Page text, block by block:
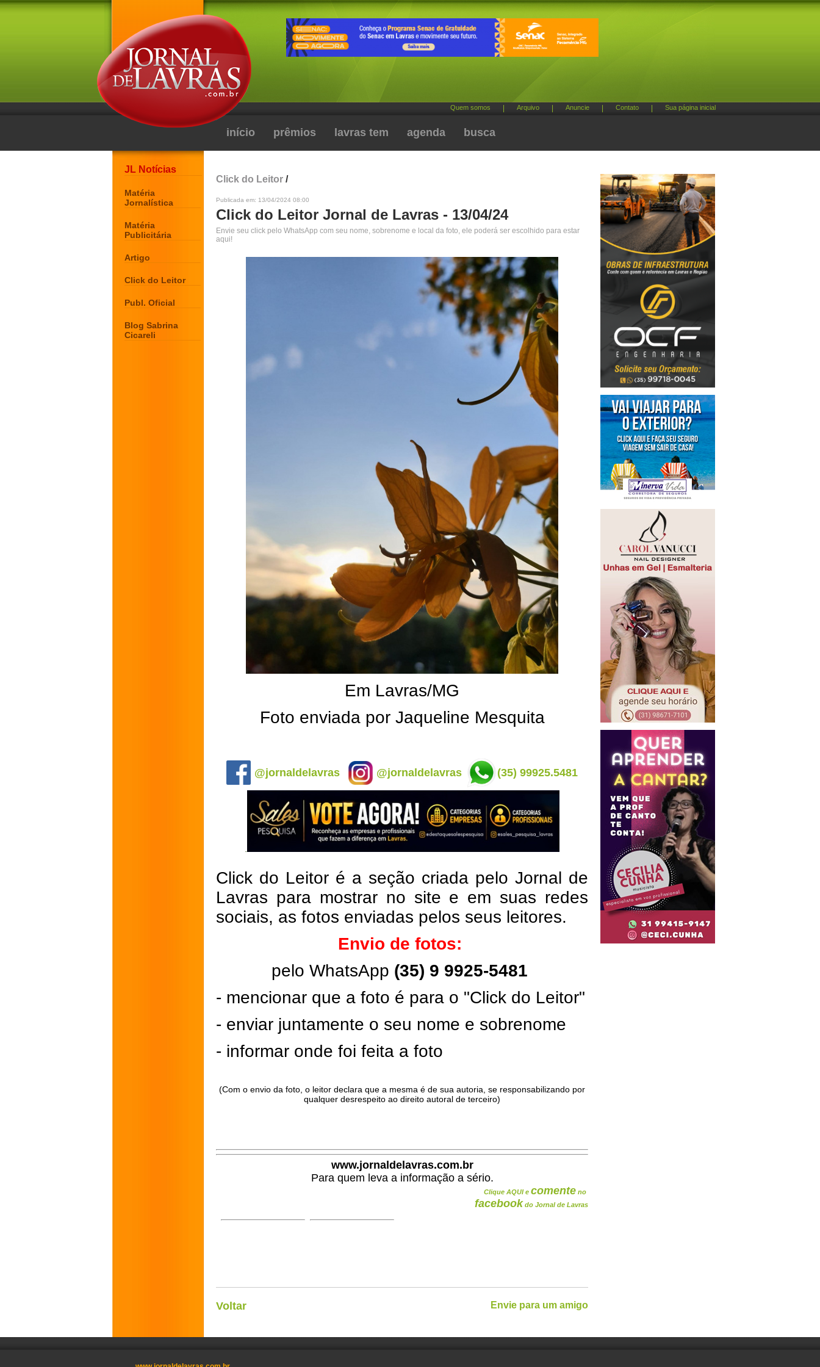
Quem somos Arquivo Anuncie Contato Sua página inicial
início prêmios lavras tem agenda busca
JL Notícias
Matéria
Jornalística
Matéria
Publicitária
Artigo
Click do Leitor
Publ. Oficial
Blog Sabrina
Cicareli
Click do Leitor /
Publicada em: 13/04/2024 08:00
Click do Leitor Jornal de Lavras - 13/04/24
Envie seu click pelo WhatsApp com seu nome, sobrenome e local da foto, ele poderá ser escolhido para estar
aqui!
Em Lavras/MG
Foto enviada por Jaqueline Mesquita
@jornaldelavras @jornaldelavras (35) 99925.5481
Click do Leitor é a seção criada pelo Jornal de
Lavras para mostrar no site e em suas redes
sociais, as fotos enviadas pelos seus leitores.
Envio de fotos:
pelo WhatsApp (35) 9 9925-5481
- mencionar que a foto é para o "Click do Leitor"
- enviar juntamente o seu nome e sobrenome
- informar onde foi feita a foto
(Com o envio da foto, o leitor declara que a mesma é de sua autoria, se responsabilizando por
qualquer desrespeito ao direito autoral de terceiro)
www.jornaldelavras.com.br
Para quem leva a informação a sério.
Clique AQUI e comente no
facebook do Jornal de Lavras
Voltar Envie para um amigo